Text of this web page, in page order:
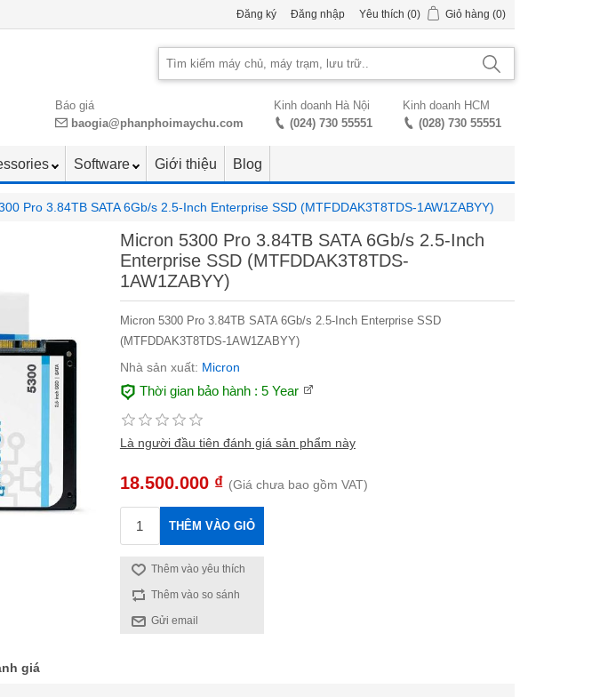
Đăng ký Đăng nhập Yêu thích (0) Giỏ hàng (0)
Báo giá
baogia@phanphoimaychu.com
Kinh doanh Hà Nội
(024) 730 55551
Kinh doanh HCM
(028) 730 55551
Software Giới thiệu Blog
Pro 3.84TB SATA 6Gb/s 2.5-Inch Enterprise SSD (MTFDDAK3T8TDS-1AW1ZABYY)
Micron 5300 Pro 3.84TB SATA 6Gb/s 2.5-Inch
Enterprise SSD (MTFDDAK3T8TDS-
1AW1ZABYY)
Micron 5300 Pro 3.84TB SATA 6Gb/s 2.5-Inch Enterprise SSD
(MTFDDAK3T8TDS-1AW1ZABYY)
Nhà sản xuất: Micron
Thời gian bảo hành : 5 Year
Là người đầu tiên đánh giá sản phẩm này
18.500.000 ₫ (Giá chưa bao gồm VAT)
THÊM VÀO GIỎ
Thêm vào yêu thích
Thêm vào so sánh
Gửi email
giá